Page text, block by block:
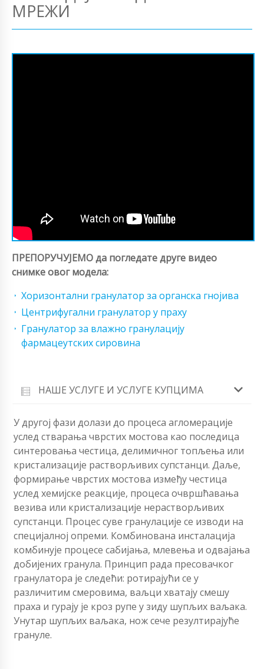
МРЕЖИ
ПРЕПОРУЧУЈЕМО да погледате друге видео
снимке овог модела:
Хоризонтални гранулатор за органска гнојива
Центрифугални гранулатор у праху
Гранулатор за влажно гранулацију
фармацеутских сировина
НАШЕ УСЛУГЕ И УСЛУГЕ КУПЦИМА
У другој фази долази до процеса агломерације
услед стварања чврстих мостова као последица
синтеровања честица, делимичног топљења или
кристализације растворљивих супстанци. Даље,
формирање чврстих мостова између честица
услед хемијске реакције, процеса очвршћавања
везива или кристализације нерастворљивих
супстанци. Процес суве гранулације се изводи на
специјалној опреми. Комбинована инсталација
комбинује процесе сабијања, млевења и одвајања
добијених гранула. Принцип рада пресовачког
гранулатора је следећи: ротирајући се у
различитим смеровима, ваљци хватају смешу
праха и гурају је кроз рупе у зиду шупљих ваљака.
Унутар шупљих ваљака, нож сече резултирајуће
грануле.